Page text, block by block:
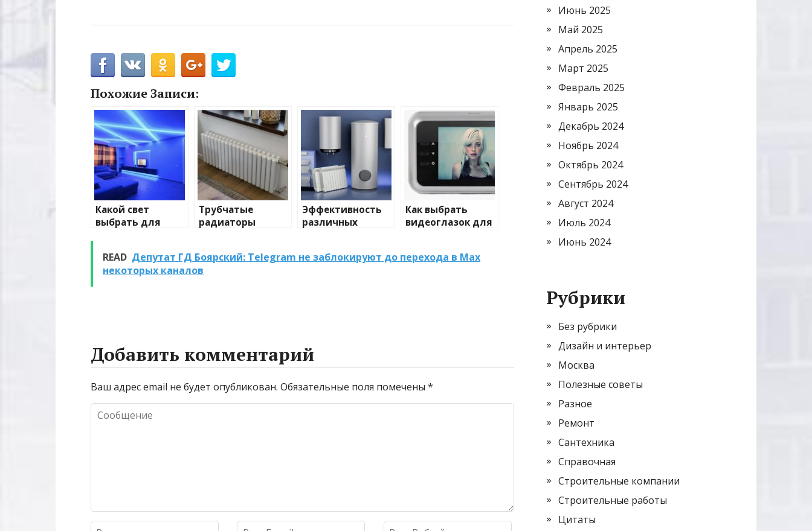
Похожие Записи:
Какой свет
выбрать для
Трубчатые
радиаторы
Эффективность
различных
очистке и
Как выбрать
видеоглазок для
READ Депутат ГД Боярский: Telegram не заблокируют до перехода в Max
некоторых каналов
Добавить комментарий
Ваш адрес email не будет опубликован. Обязательные поля помечены *
Июнь 2025
Май 2025
Апрель 2025
Март 2025
Февраль 2025
Январь 2025
Декабрь 2024
Ноябрь 2024
Октябрь 2024
Сентябрь 2024
Август 2024
Июль 2024
Июнь 2024
Рубрики
Без рубрики
Дизайн и интерьер
Москва
Полезные советы
Разное
Ремонт
Сантехника
Справочная
Строительные компании
Строительные работы
Цитаты